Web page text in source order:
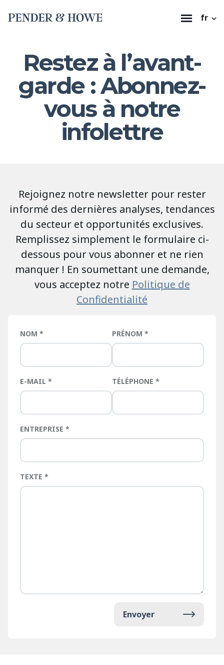
fr
Restez à l’avant-
garde : Abonnez-
vous à notre
infolettre
Rejoignez notre newsletter pour rester
informé des dernières analyses, tendances
du secteur et opportunités exclusives.
Remplissez simplement le formulaire ci-
dessous pour vous abonner et ne rien
manquer ! En soumettant une demande,
vous acceptez notre Politique de
Confidentialité
NOM PRÉNOM
E-MAIL TÉLÉPHONE
ENTREPRISE
TEXTE
Envoyer